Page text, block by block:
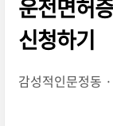
운전면허
신청하기
감성적인문정동